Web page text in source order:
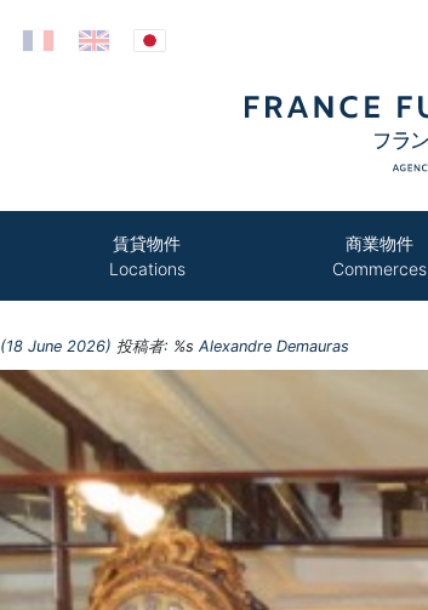
賃貸物件
Locations
商業物件
Commerces
(18 June 2026) 投稿者: %s Alexandre Demauras